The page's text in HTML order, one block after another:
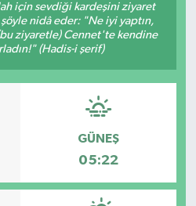
için sevdiği kardeşini ziyaret
nidâ eder: "Ne iyi yaptın,
ziyaretle) Cennet'te kendine
(Hadis-i şerif)
GÜNEŞ
05:22